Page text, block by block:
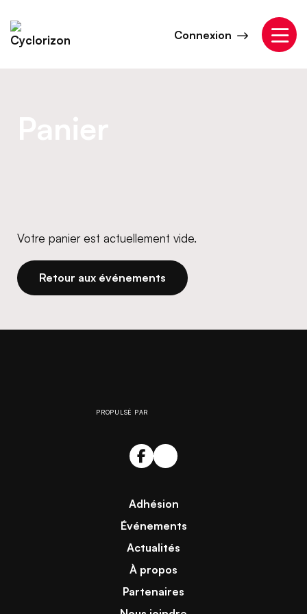
au
contenu
Connexion
Votre panier est actuellement vide.
Retour aux événements
PROPULSÉ PAR
Adhésion
Événements
Actualités
À propos
Partenaires